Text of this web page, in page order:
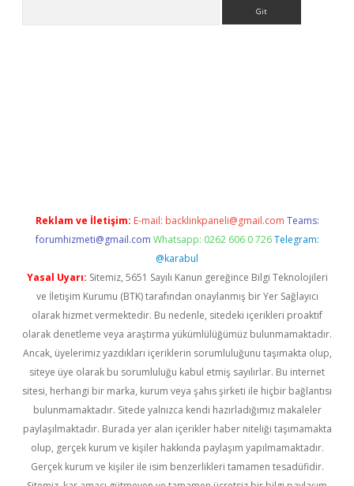
Reklam ve İletişim: E-mail: backlinkpaneli@gmail.com Teams:
forumhizmeti@gmail.com Whatsapp: 0262 606 0 726 Telegram:
@karabul
Yasal Uyarı: Sitemiz, 5651 Sayılı Kanun gereğince Bilgi Teknolojileri
ve İletişim Kurumu (BTK) tarafından onaylanmış bir Yer Sağlayıcı
olarak hizmet vermektedir. Bu nedenle, sitedeki içerikleri proaktif
olarak denetleme veya araştırma yükümlülüğümüz bulunmamaktadır.
Ancak, üyelerimiz yazdıkları içeriklerin sorumluluğunu taşımakta olup,
siteye üye olarak bu sorumluluğu kabul etmiş sayılırlar. Bu internet
sitesi, herhangi bir marka, kurum veya şahıs şirketi ile hiçbir bağlantısı
bulunmamaktadır. Sitede yalnızca kendi hazırladığımız makaleler
paylaşılmaktadır. Burada yer alan içerikler haber niteliği taşımamakta
olup, gerçek kurum ve kişiler hakkında paylaşım yapılmamaktadır.
Gerçek kurum ve kişiler ile isim benzerlikleri tamamen tesadüfidir.